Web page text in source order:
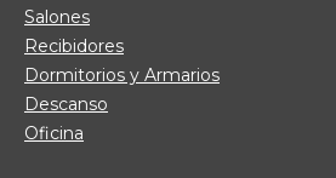
Salones
Recibidores
Dormitorios y Armarios
Descanso
Oficina